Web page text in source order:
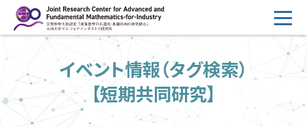
ン
へ
ス
HOME
概要
運営
イベント情報（タグ検索）
【短期共同研究】